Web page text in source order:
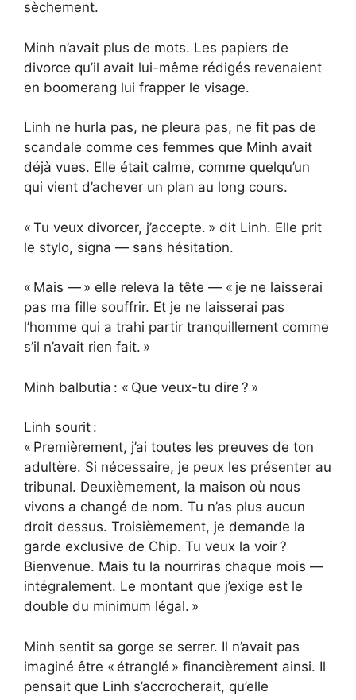
sèchement.
Minh n’avait plus de mots. Les papiers de
divorce qu’il avait lui-même rédigés revenaient
en boomerang lui frapper le visage.
Linh ne hurla pas, ne pleura pas, ne fit pas de
scandale comme ces femmes que Minh avait
déjà vues. Elle était calme, comme quelqu’un
qui vient d’achever un plan au long cours.
« Tu veux divorcer, j’accepte. » dit Linh. Elle prit
le stylo, signa — sans hésitation.
« Mais — » elle releva la tête — « je ne laisserai
pas ma fille souffrir. Et je ne laisserai pas
l’homme qui a trahi partir tranquillement comme
s’il n’avait rien fait. »
Minh balbutia : « Que veux-tu dire ? »
Linh sourit :
« Premièrement, j’ai toutes les preuves de ton
adultère. Si nécessaire, je peux les présenter au
tribunal. Deuxièmement, la maison où nous
vivons a changé de nom. Tu n’as plus aucun
droit dessus. Troisièmement, je demande la
garde exclusive de Chip. Tu veux la voir ?
Bienvenue. Mais tu la nourriras chaque mois —
intégralement. Le montant que j’exige est le
double du minimum légal. »
Minh sentit sa gorge se serrer. Il n’avait pas
imaginé être « étranglé » financièrement ainsi. Il
pensait que Linh s’accrocherait, qu’elle